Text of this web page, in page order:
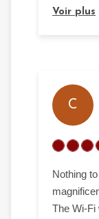
groupe
Voir plus
C
Nothing
The Wi-Fi